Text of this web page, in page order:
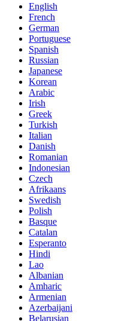
English
French
German
Portuguese
Spanish
Russian
Japanese
Korean
Arabic
Irish
Greek
Turkish
Italian
Danish
Romanian
Indonesian
Czech
Afrikaans
Swedish
Polish
Basque
Catalan
Esperanto
Hindi
Lao
Albanian
Amharic
Armenian
Azerbaijani
Belarusian